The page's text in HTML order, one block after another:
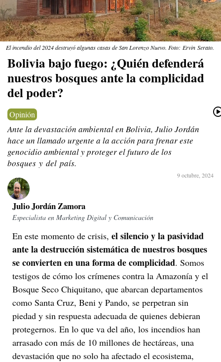
El incendio del 2024 destruyó algunas casas de San Lorenzo Nuevo. Foto: Ervin Serato.
Bolivia bajo fuego: ¿Quién defenderá
nuestros bosques ante la complicidad
del poder?
Opinión
Ante la devastación ambiental en Bolivia, Julio Jordán
hace un llamado urgente a la acción para frenar este
genocidio ambiental y proteger el futuro de los
bosques y del país.
9 octubre, 2024
Julio Jordán Zamora
Especialista en Marketing Digital y Comunicación
En este momento de crisis, el silencio y la pasividad
ante la destrucción sistemática de nuestros bosques
se convierten en una forma de complicidad. Somos
testigos de cómo los crímenes contra la Amazonía y el
Bosque Seco Chiquitano, que abarcan departamentos
como Santa Cruz, Beni y Pando, se perpetran sin
piedad y sin respuesta adecuada de quienes debieran
protegernos. En lo que va del año, los incendios han
arrasado con más de 10 millones de hectáreas, una
devastación que no solo ha afectado el ecosistema,